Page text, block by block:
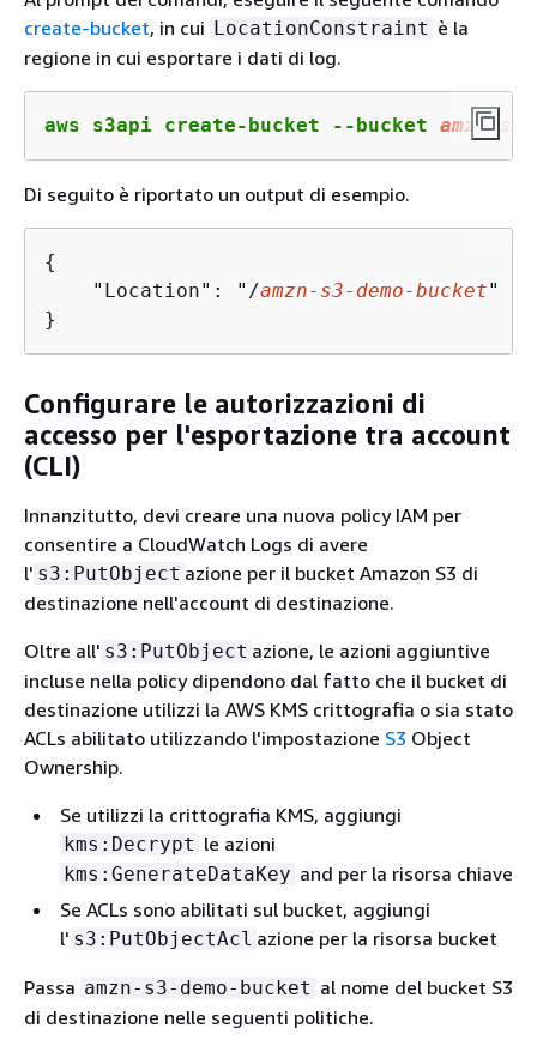
create-bucket, in cui LocationConstraint è la
regione in cui esportare i dati di log.
aws s3api create-bucket --bucket amzn-s
Di seguito è riportato un output di esempio.
{
    "Location": "/
amzn-s3-demo-bucket"
}
Configurare le autorizzazioni di
accesso per l'esportazione tra account
(CLI)
Innanzitutto, devi creare una nuova policy IAM per
consentire a CloudWatch Logs di avere
l' s3:PutObject azione per il bucket Amazon S3 di
destinazione nell'account di destinazione.
Oltre all' s3:PutObject azione, le azioni aggiuntive
incluse nella policy dipendono dal fatto che il bucket di
destinazione utilizzi la AWS KMS crittografia o sia stato
ACLs abilitato utilizzando l'impostazione S3 Object
Ownership.
Se utilizzi la crittografia KMS, aggiungi
kms:Decrypt le azioni
kms:GenerateDataKey and per la risorsa chiave
Se ACLs sono abilitati sul bucket, aggiungi
l' s3:PutObjectAcl azione per la risorsa bucket
Passa amzn-s3-demo-bucket al nome del bucket S3
di destinazione nelle seguenti politiche.